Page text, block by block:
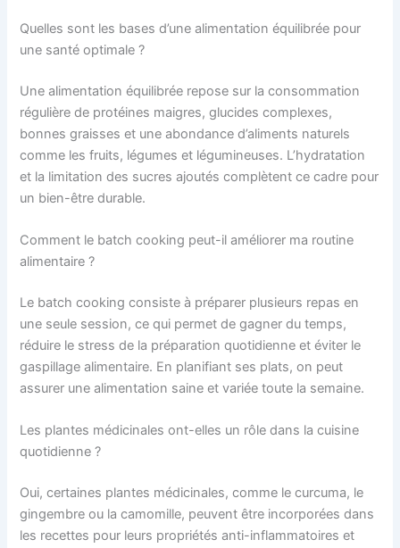
Quelles sont les bases d’une alimentation équilibrée pour
une santé optimale ?
Une alimentation équilibrée repose sur la consommation
régulière de protéines maigres, glucides complexes,
bonnes graisses et une abondance d’aliments naturels
comme les fruits, légumes et légumineuses. L’hydratation
et la limitation des sucres ajoutés complètent ce cadre pour
un bien-être durable.
Comment le batch cooking peut-il améliorer ma routine
alimentaire ?
Le batch cooking consiste à préparer plusieurs repas en
une seule session, ce qui permet de gagner du temps,
réduire le stress de la préparation quotidienne et éviter le
gaspillage alimentaire. En planifiant ses plats, on peut
assurer une alimentation saine et variée toute la semaine.
Les plantes médicinales ont-elles un rôle dans la cuisine
quotidienne ?
Oui, certaines plantes médicinales, comme le curcuma, le
gingembre ou la camomille, peuvent être incorporées dans
les recettes pour leurs propriétés anti-inflammatoires et